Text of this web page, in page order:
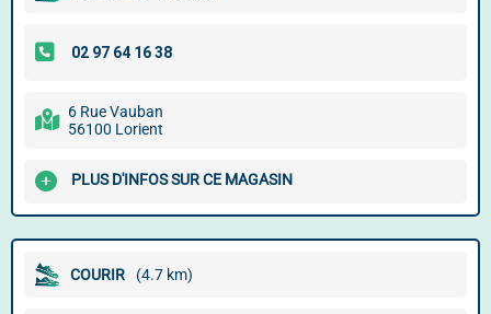
6 Rue Vauban
56100 Lorient
PLUS D'INFOS SUR CE MAGASIN
COURIR (4.7 km)